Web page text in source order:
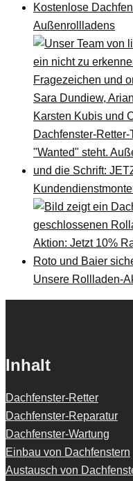
Kostenlose
Außenrollladens
Unsere Rollladen-
Inhalt
Dachfenster-Retter
Dachfenster-Reparatur
Dachfenster-Wartung
Einbau von Dachfenstern
Austausch von